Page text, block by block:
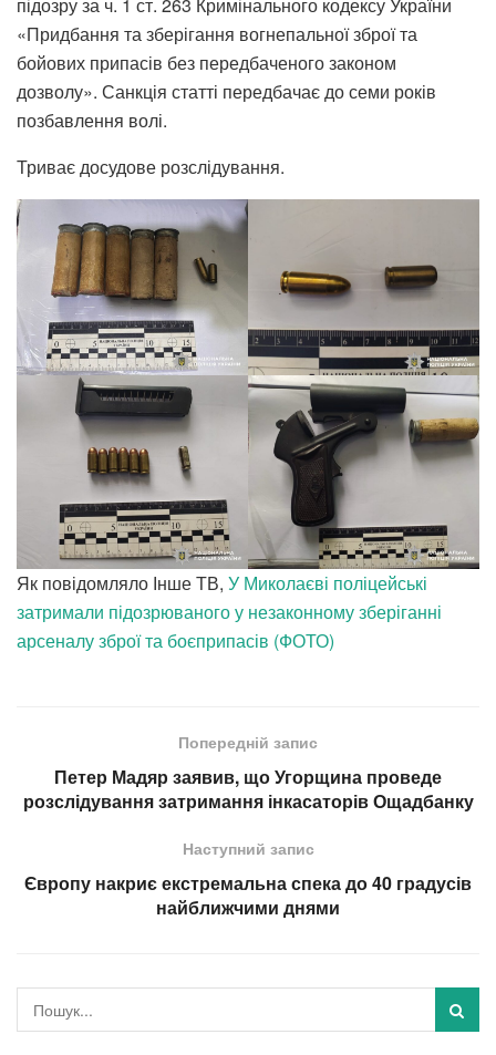
«Придбання та зберігання вогнепальної зброї та
бойових припасів без передбаченого законом
дозволу». Санкція статті передбачає до семи років
позбавлення волі.
Триває досудове розслідування.
Як повідомляло Інше ТВ, У Миколаєві поліцейські
затримали підозрюваного у незаконному зберіганні
арсеналу зброї та боєприпасів (ФОТО)
Попередній запис
Петер Мадяр заявив, що Угорщина проведе
розслідування затримання інкасаторів Ощадбанку
Наступний запис
Європу накриє екстремальна спека до 40 градусів
найближчими днями